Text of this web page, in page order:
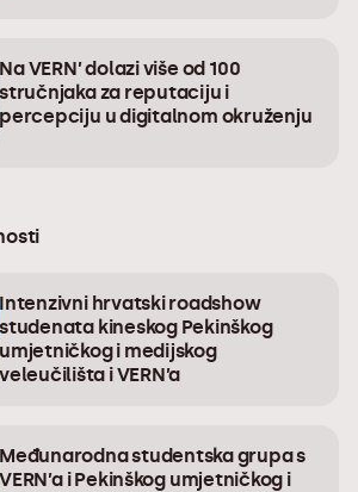
Na VERN’ dolazi više od 100
stručnjaka za reputaciju i
percepciju u digitalnom okruženju
Intenzivni hrvatski roadshow
studenata kineskog Pekinškog
umjetničkog i medijskog
veleučilišta i VERN’a
Međunarodna studentska grupa s
VERN’a i Pekinškog umjetničkog i